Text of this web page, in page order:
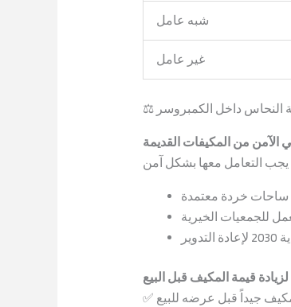
شبه عامل
غير عامل
⚖️
الآمن من المكيفات القديمة
قيمة المكيف قبل البيع